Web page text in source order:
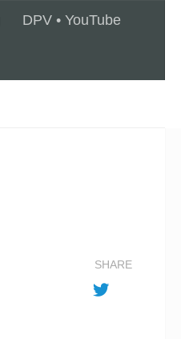
DPV • YouTube
SHARE